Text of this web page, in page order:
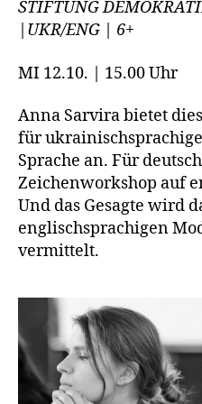
STIFTUNG
|UKR/ENG | 6+
MI 12.10. | 15.00 Uhr
Anna Sarvira bietet
für
Sprache an. Für
Zeichenworkshop auf
Und das Gesagte wird
englischsprachigen
vermittelt.